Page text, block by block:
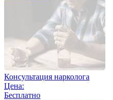
Консультация нарколога
Цена:
Бесплатно